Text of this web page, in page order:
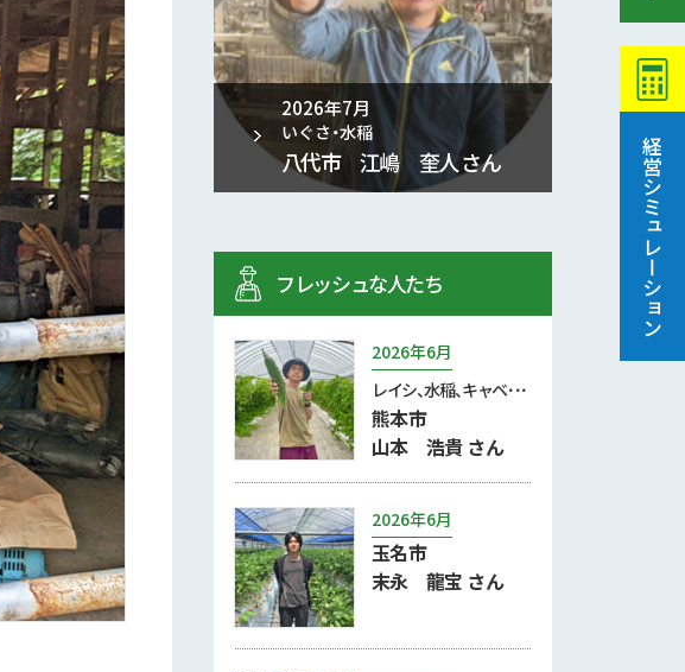
経営シミュレーション
2026年7月
いぐさ・水稲
八代市 江嶋 奎人 さん
フレッシュな人たち
2026年6月
レイシ、水稲、キャベ･･･
熊本市
山本 浩貴 さん
2026年6月
玉名市
末永 龍宝 さん